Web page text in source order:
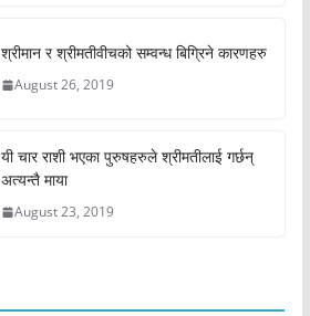
श्रीमान र श्रीमतीवीचको सम्वन्ध बिग्रिने कारणहरु
August 26, 2019
यी चार राशी भएका पुरुषहरुले श्रीमतीलाई गर्छन्
अत्यन्तै माया
August 23, 2019